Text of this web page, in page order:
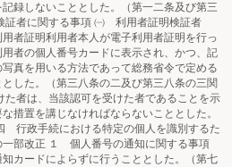
録しないこととした。（第一二条及び第三
者に関する事項 ㈠ 利用者証明検証者
者証明利用者本人が電子利用者証明を行っ
者の個人番号カードに表示され、かつ、記
真を用いる方法であって総務省令で定める
した。（第三八条の二及び第三八条の三関
者は、当該認可を受けた者であることを示
措置を講じなければならないこととした。
行政手続における特定の個人を識別するた
一部改正 １ 個人番号の通知に関する事項
カードによらずに行うこととした。（第七